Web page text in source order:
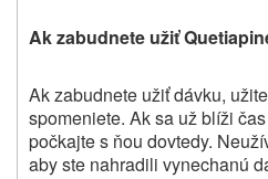
Ak zabudnete užiť
Ak zabudnete užiť dávku,
spomeniete. Ak sa už blíži
počkajte s ňou dovtedy.
aby ste nahradili vynechanú